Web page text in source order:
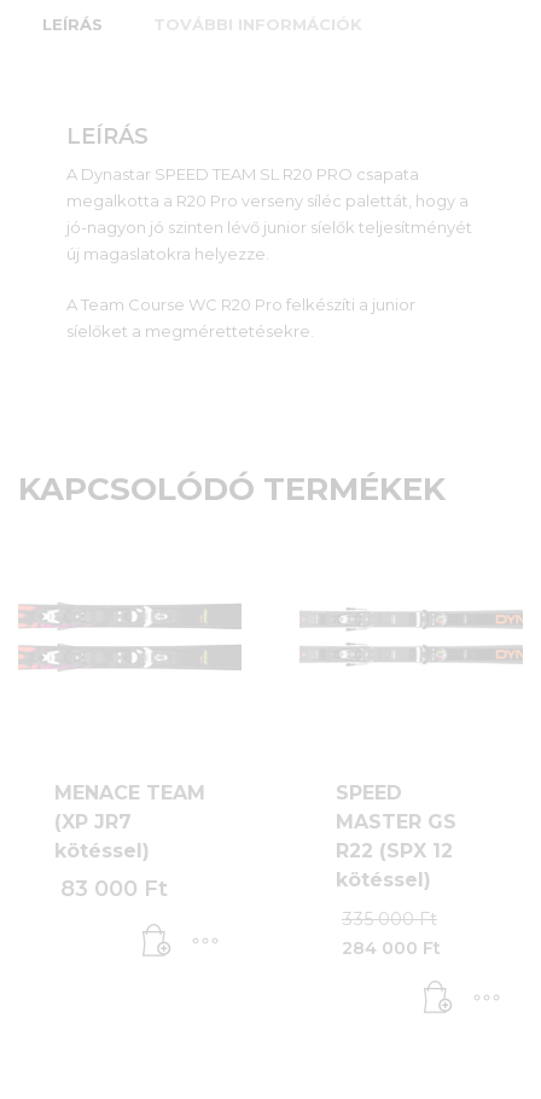
LEÍRÁS TOVÁBBI INFORMÁCIÓK
LEÍRÁS
A Dynastar SPEED TEAM SL R20 PRO csapata
megalkotta a R20 Pro verseny síléc palettát, hogy a
jó-nagyon jó szinten lévő junior síelők teljesítményét
új magaslatokra helyezze.
A Team Course WC R20 Pro felkészíti a junior
síelőket a megmérettetésekre.
KAPCSOLÓDÓ TERMÉKEK
MENACE TEAM
(XP JR7
kötéssel)
83 000 Ft
SPEED
MASTER GS
R22 (SPX 12
kötéssel)
335 000Ft
000 Ft.
284 000 Ft